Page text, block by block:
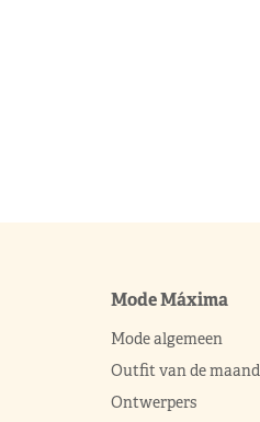
Mode Máxima
Mode algemeen
Outfit van de maand
Ontwerpers